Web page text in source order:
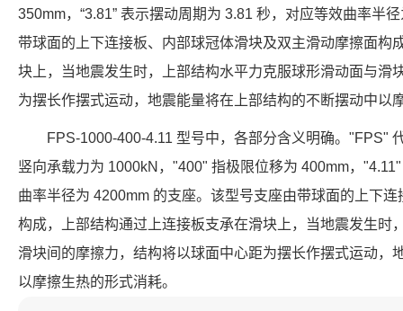
350mm，“3.81” 表示摆动周期为 3.81 秒，对应等效曲率半
带球面的上下连接板、内部球冠体滑块及双主滑动摩擦面构
块上，当地震发生时，上部结构水平力克服球形滑动面与滑
为摆长作摆式运动，地震能量将在上部结构的不断摆动中以
FPS-1000-400-4.11 型号中，各部分含义明确。"FPS"
竖向承载力为 1000kN，"400" 指极限位移为 400mm，
曲率半径为 4200mm 的支座。该型号支座由带球面的上下
构成，上部结构通过上连接板支承在滑块上，当地震发生时
滑块间的摩擦力，结构将以球面中心距为摆长作摆式运动，
以摩擦生热的形式消耗。